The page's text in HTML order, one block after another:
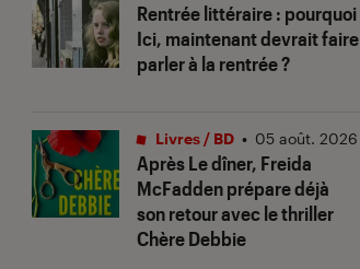
Rentrée littéraire : pourquoi
Ici, maintenant devrait faire
parler à la rentrée ?
AprèsLe dîner, Freida
McFadden prépare déjà
son retour avec le thriller
Chère Debbie
Livres / BD • 05 août. 2026